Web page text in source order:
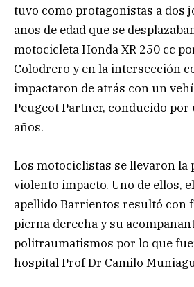
tuvo como protagonistas a dos
años de edad que se
motocicleta Honda XR 250 cc
Colodrero y en la intersección
impactaron de atrás con un
Peugeot Partner, conducido por
años.
Los motociclistas se llevaron la
violento impacto. Uno de ellos,
apellido Barrientos resultó con
pierna derecha y su
politraumatismos por lo que
hospital Prof Dr Camilo